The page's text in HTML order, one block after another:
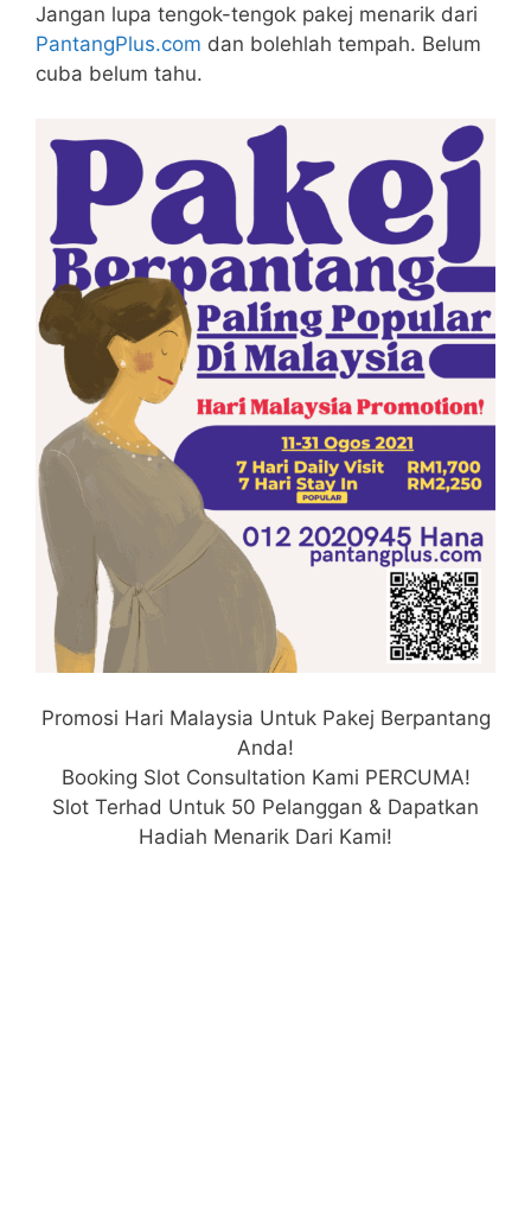
Jangan lupa tengok-tengok pakej menarik dari
PantangPlus.com dan bolehlah tempah. Belum
cuba belum tahu.
Promosi Hari Malaysia Untuk Pakej Berpantang
Anda!
Booking Slot Consultation Kami PERCUMA!
Slot Terhad Untuk 50 Pelanggan & Dapatkan
Hadiah Menarik Dari Kami!